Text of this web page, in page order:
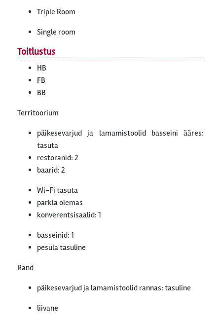
Triple Room
Single room
Toitlustus
HB
FB
BB
Territoorium
päikesevarjud ja lamamistoolid basseini ääres:
tasuta
restoranid: 2
baarid: 2
Wi-Fi tasuta
parkla olemas
konverentsisaalid: 1
basseinid: 1
pesula tasuline
Rand
päikesevarjud ja lamamistoolid rannas: tasuline
liivane